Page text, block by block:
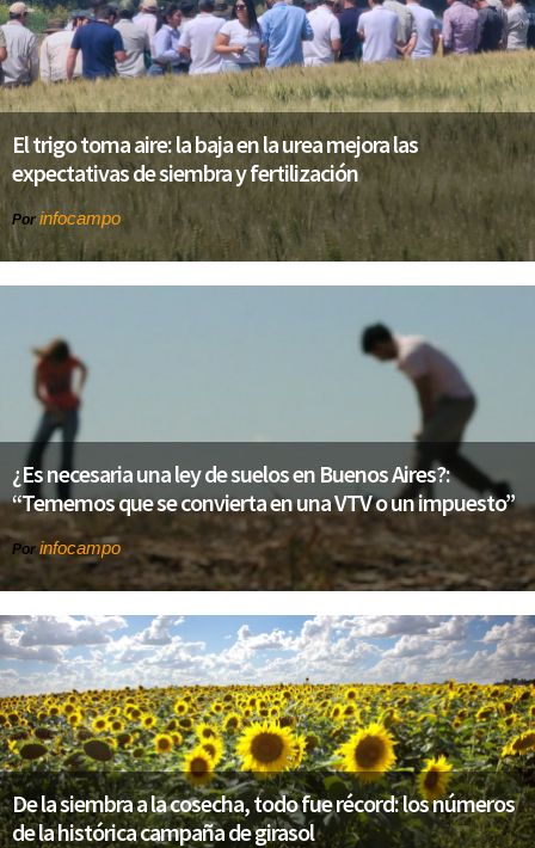
El trigo toma aire: la baja en la urea mejora las
expectativas de siembra y fertilización
Por infocampo
¿Es necesaria una ley de suelos en Buenos Aires?:
“Tememos que se convierta en una VTV o un impuesto”
Por infocampo
De la siembra a la cosecha, todo fue récord: los números
de la histórica campaña de girasol